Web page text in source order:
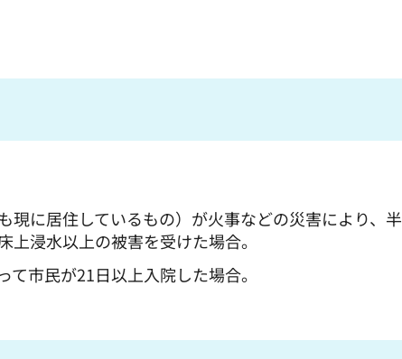
現に居住しているもの）が火事などの災害により、半
浸水以上の被害を受けた場合。
市民が21日以上入院した場合。